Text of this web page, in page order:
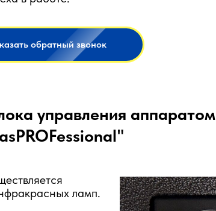
обратный звонок
управления аппаратом
ламп.